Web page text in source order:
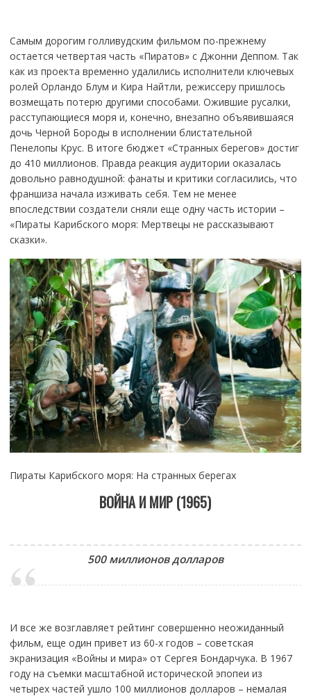
Самым дорогим голливудским фильмом по-прежнему
остается четвертая часть «Пиратов» с Джонни Деппом. Так
как из проекта временно удалились исполнители ключевых
ролей Орландо Блум и Кира Найтли, режиссеру пришлось
возмещать потерю другими способами. Ожившие русалки,
расступающиеся моря и, конечно, внезапно объявившаяся
дочь Черной Бороды в исполнении блистательной
Пенелопы Крус. В итоге бюджет «Странных берегов» достиг
до 410 миллионов. Правда реакция аудитории оказалась
довольно равнодушной: фанаты и критики согласились, что
франшиза начала изживать себя. Тем не менее
впоследствии создатели сняли еще одну часть истории –
«Пираты Карибского моря: Мертвецы не рассказывают
сказки»‎.
Пираты Карибского моря: На странных берегах
ВОЙНА И МИР (1965)
500 миллионов долларов
И все же возглавляет рейтинг совершенно неожиданный
фильм, еще один привет из 60-х годов – советская
экранизация «Войны и мира» от Сергея Бондарчука. В 1967
году на съемки масштабной исторической эпопеи из
четырех частей ушло 100 миллионов долларов – немалая